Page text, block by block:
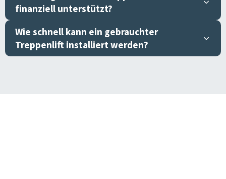
finanziell unterstützt?
Wie schnell kann ein gebrauchter
Treppenlift installiert werden?